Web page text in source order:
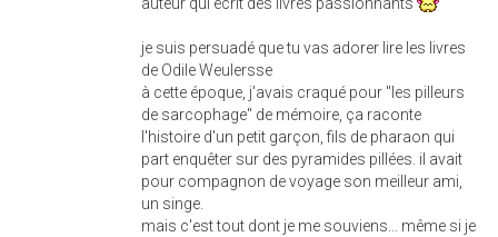
je suis persuadé que tu vas adorer lire les livres
de Odile Weulersse
à cette époque, j'avais craqué pour "les pilleurs
de sarcophage" de mémoire, ça raconte
l'histoire d'un petit garçon, fils de pharaon qui
part enquêter sur des pyramides pillées. il avait
pour compagnon de voyage son meilleur ami,
un singe.
mais c'est tout dont je me souviens... même si je